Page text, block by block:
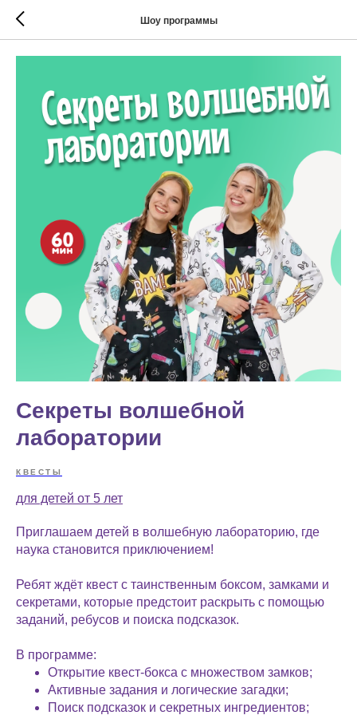
Шоу программы
Секреты волшебной
лаборатории
КВЕСТЫ
для детей от 5 лет
Приглашаем детей в волшебную лабораторию, где
наука становится приключением!
Ребят ждёт квест с таинственным боксом, замками и
секретами, которые предстоит раскрыть с помощью
заданий, ребусов и поиска подсказок.
В программе:
Открытие квест-бокса с множеством замков;
Активные задания и логические загадки;
Поиск подсказок и секретных ингредиентов;